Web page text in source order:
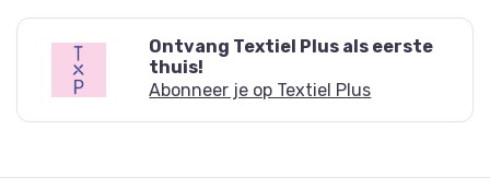
Ontvang Textiel Plus als eerste
thuis!
Abonneer je op Textiel Plus